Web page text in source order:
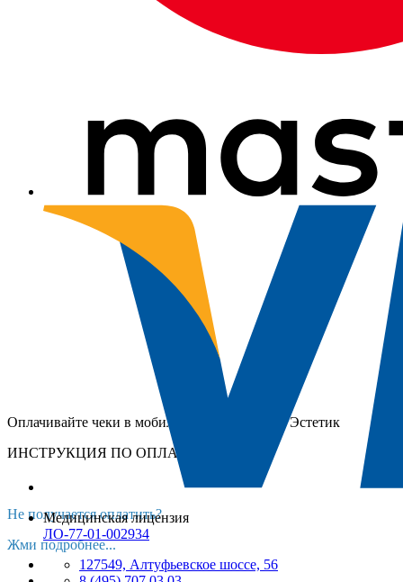
Оплачивайте чеки в мобильном приложении Эстетик
ИНСТРУКЦИЯ ПО ОПЛАТЕ
Не получается оплатить?
Жми подробнее...
Медицинская лицензия
ЛО-77-01-002934
127549, Алтуфьевское шоссе, 56